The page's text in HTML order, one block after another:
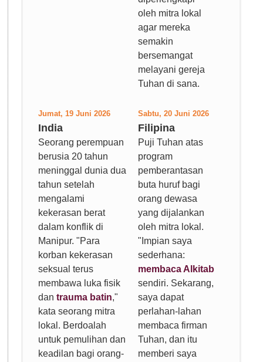
oleh mitra lokal
agar mereka
semakin
bersemangat
melayani gereja
Tuhan di sana.
Jumat, 19 Juni 2026
India
Seorang perempuan
berusia 20 tahun
meninggal dunia dua
tahun setelah
mengalami
kekerasan berat
dalam konflik di
Manipur. "Para
korban kekerasan
seksual terus
membawa luka fisik
dan trauma batin,"
kata seorang mitra
lokal. Berdoalah
untuk pemulihan dan
keadilan bagi orang-
Sabtu, 20 Juni 2026
Filipina
Puji Tuhan atas
program
pemberantasan
buta huruf bagi
orang dewasa
yang dijalankan
oleh mitra lokal.
"Impian saya
sederhana:
membaca Alkitab
sendiri. Sekarang,
saya dapat
perlahan-lahan
membaca firman
Tuhan, dan itu
memberi saya